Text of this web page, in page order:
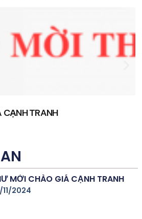
CẠNH TRANH
MỜI CHÀO GIÁ CẠNH TRANH
11/2024